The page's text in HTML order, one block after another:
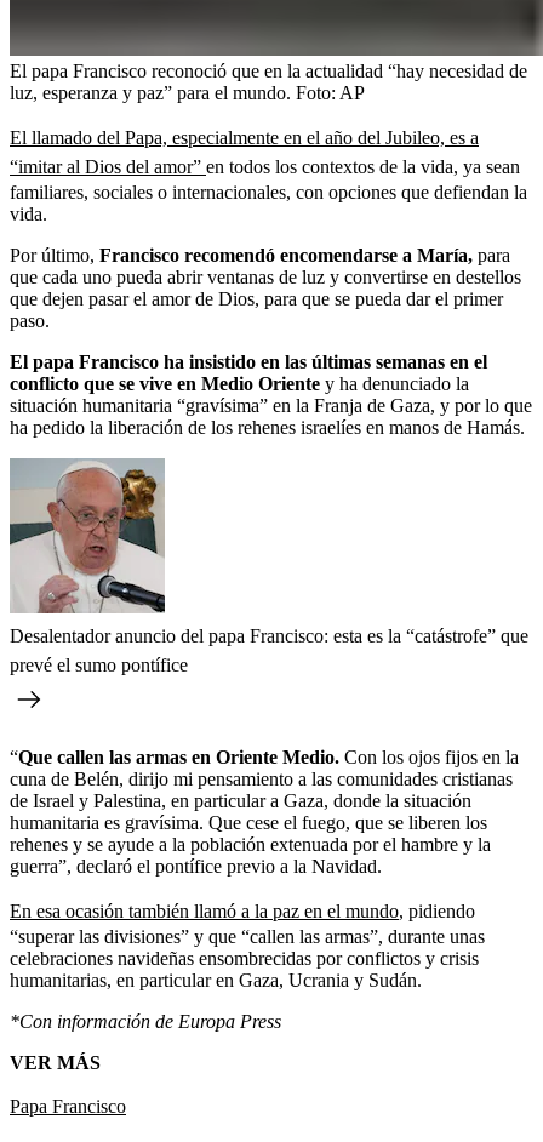
El papa Francisco reconoció que en la actualidad “hay necesidad de
luz, esperanza y paz” para el mundo. Foto: AP
El llamado del Papa, especialmente en el año del Jubileo, es a
“imitar al Dios del amor” en todos los contextos de la vida, ya sean
familiares, sociales o internacionales, con opciones que defiendan la
vida.
Por último, Francisco recomendó encomendarse a María, para
que cada uno pueda abrir ventanas de luz y convertirse en destellos
que dejen pasar el amor de Dios, para que se pueda dar el primer
paso.
El papa Francisco ha insistido en las últimas semanas en el
conflicto que se vive en Medio Oriente y ha denunciado la
situación humanitaria “gravísima” en la Franja de Gaza, y por lo que
ha pedido la liberación de los rehenes israelíes en manos de Hamás.
Desalentador anuncio del papa Francisco: esta es la “catástrofe” que
prevé el sumo pontífice
“Que callen las armas en Oriente Medio. Con los ojos fijos en la
cuna de Belén, dirijo mi pensamiento a las comunidades cristianas
de Israel y Palestina, en particular a Gaza, donde la situación
humanitaria es gravísima. Que cese el fuego, que se liberen los
rehenes y se ayude a la población extenuada por el hambre y la
guerra”, declaró el pontífice previo a la Navidad.
En esa ocasión también llamó a la paz en el mundo, pidiendo
“superar las divisiones” y que “callen las armas”, durante unas
celebraciones navideñas ensombrecidas por conflictos y crisis
humanitarias, en particular en Gaza, Ucrania y Sudán.
*Con información de Europa Press
VER MÁS
Papa Francisco